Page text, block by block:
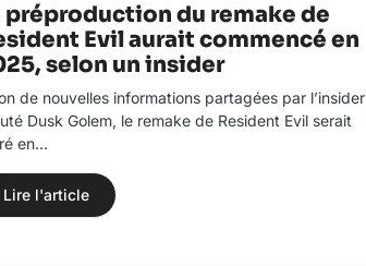
préproduction du remake de
Evil aurait commencé en
selon un insider
de nouvelles informations partagées par l’insider
Dusk Golem, le remake de Resident Evil serait
en…
Lire l'article